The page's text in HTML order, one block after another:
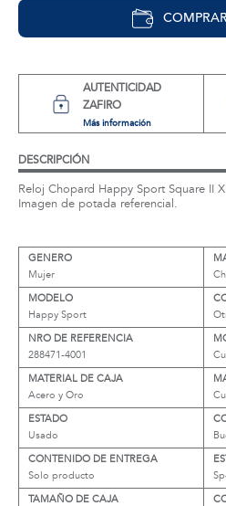
AUTENTICIDAD
ZAFIRO
Más información
DESCRIPCIÓN
Reloj Chopard Happy Sport Square II
Imagen de potada referencial.
GENERO
Mujer
MODELO
Happy Sport
NRO DE REFERENCIA
288471-4001
MATERIAL DE CAJA
Acero y Oro
ESTADO
Usado
CONTENIDO DE ENTREGA
Solo producto
TAMAÑO DE CAJA